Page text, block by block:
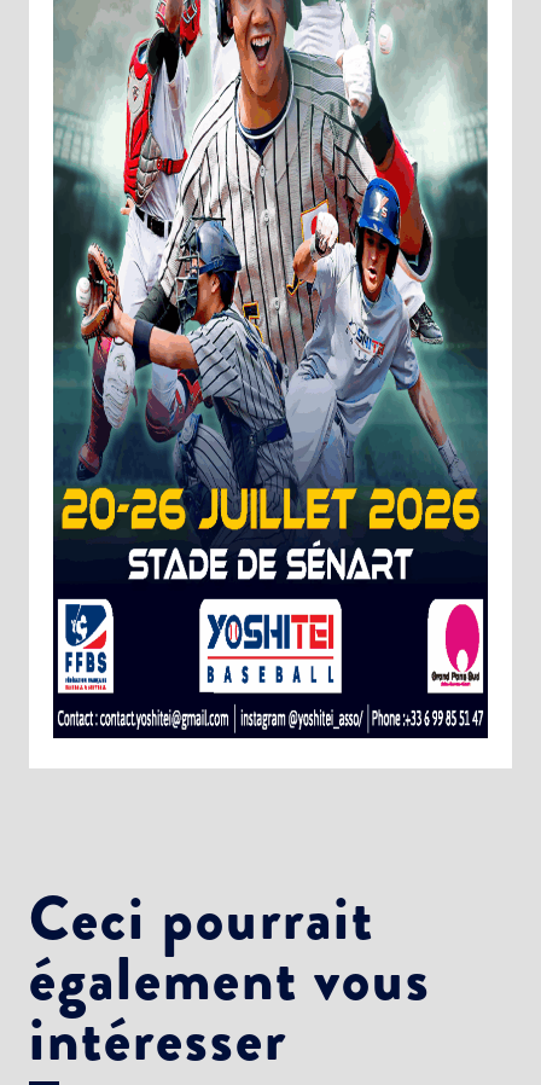
Ceci pourrait
également vous
intéresser
Choisissez votre abonnement :
Alertes Mail
Newsletter Culture
Newsletter Sport et Vie associative